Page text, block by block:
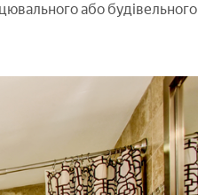
або будівельного